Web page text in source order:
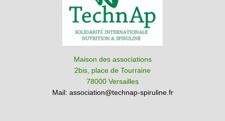
Maison des associations
2bis, place de Tourraine
78000 Versailles
Mail: association@technap-spiruline.fr